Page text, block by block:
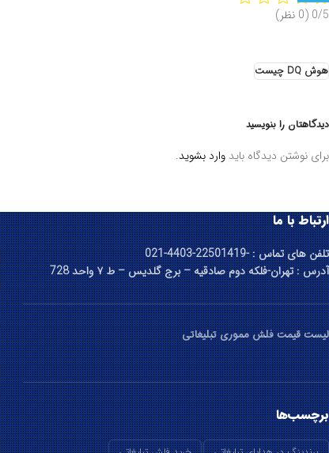
0/5 (0 نظر)
هوش DQ چیست
دیدگاهتان را بنویسید
برای نوشتن دیدگاه باید وارد بشوید.
ارتباط با ما
تلفن های تماس : -22501419-4403-021
آدرس : تهران-فلکه دوم صادقیه – برج گلدیس – ط ۷ واحد 728
لیست قیمت فلش مموری تبلیغاتی
برچسب‌ها